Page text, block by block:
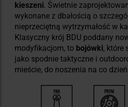
kieszeni. Świetnie
wykonane z dbałością o
nieprzeciętną wytrzymałość w
Klasyczny krój BDU poddany
modyfikacjom, to bojówki, które
jako spodnie taktyczne i
mieście, do noszenia na co